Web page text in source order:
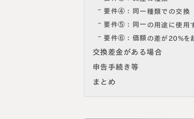
要件④：同一種類での交換
要件⑤：同一の用途に使用
要件⑥：価額の差が20%を
交換差金がある場合
申告手続き等
まとめ